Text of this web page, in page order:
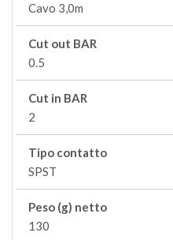
Cavo 3,0m
Cut out BAR
0.5
Cut in BAR
2
Tipo contatto
SPST
Peso (g) netto
130